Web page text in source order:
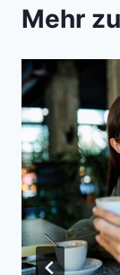
Mehr